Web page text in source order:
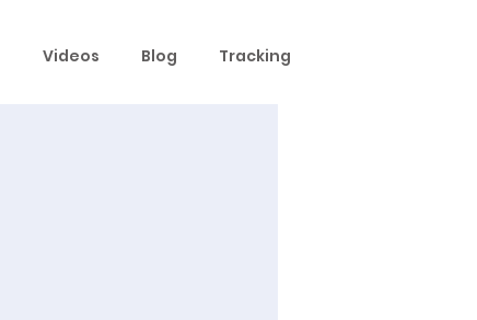
Videos Blog Tracking